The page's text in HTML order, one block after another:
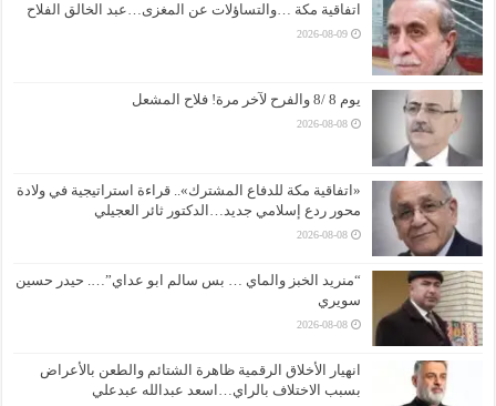
اتفاقية مكة …والتساؤلات عن المغزى…عبد الخالق الفلاح
2026-08-09
يوم 8 /8 والفرح لآخر مرة! فلاح المشعل
2026-08-08
«اتفاقية مكة للدفاع المشترك».. قراءة استراتيجية في ولادة
محور ردع إسلامي جديد…الدكتور ثائر العجيلي
2026-08-08
“منريد الخبز والماي … بس سالم ابو عداي”…. حيدر حسين
سويري
2026-08-08
انهيار الأخلاق الرقمية ظاهرة الشتائم والطعن بالأعراض
بسبب الاختلاف بالراي…اسعد عبدالله عبدعلي